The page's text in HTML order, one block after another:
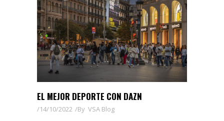
EL MEJOR DEPORTE CON DAZN
14/10/2022 By VSA Blog